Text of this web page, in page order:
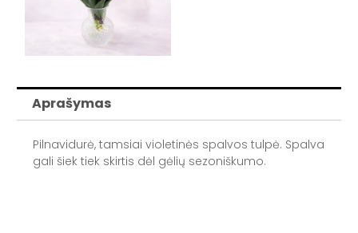
Aprašymas
Pilnavidurė, tamsiai violetinės spalvos tulpė. Spalva
gali šiek tiek skirtis dėl gėlių sezoniškumo.